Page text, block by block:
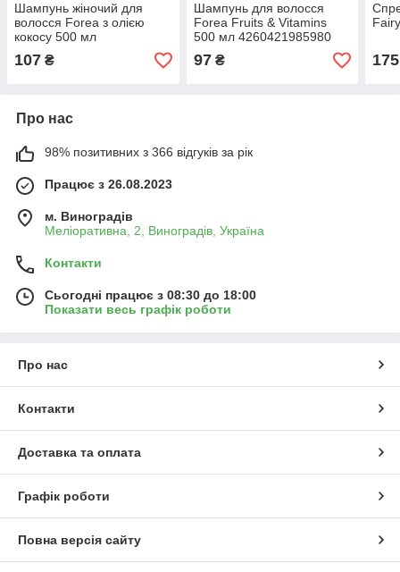
Шампунь жіночий для
волосся Forea з олією
кокосу 500 мл
4260421986000
107 ₴
Шампунь для волосся
Forea Fruits & Vitamins
500 мл 4260421985980
97₴ 175
Про нас
98% позитивних з 366 відгуків за рік
Працює з 26.08.2023
м. Виноградів
Меліоративна, 2, Виноградів, Україна
Контакти
Сьогодні працює з 08:30 до 18:00
Показати весь графік роботи
Про нас
Контакти
Доставка та оплата
Графік роботи
Повна версія сайту